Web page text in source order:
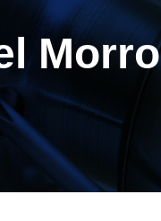
Morro